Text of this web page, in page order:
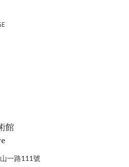
館
一路111號